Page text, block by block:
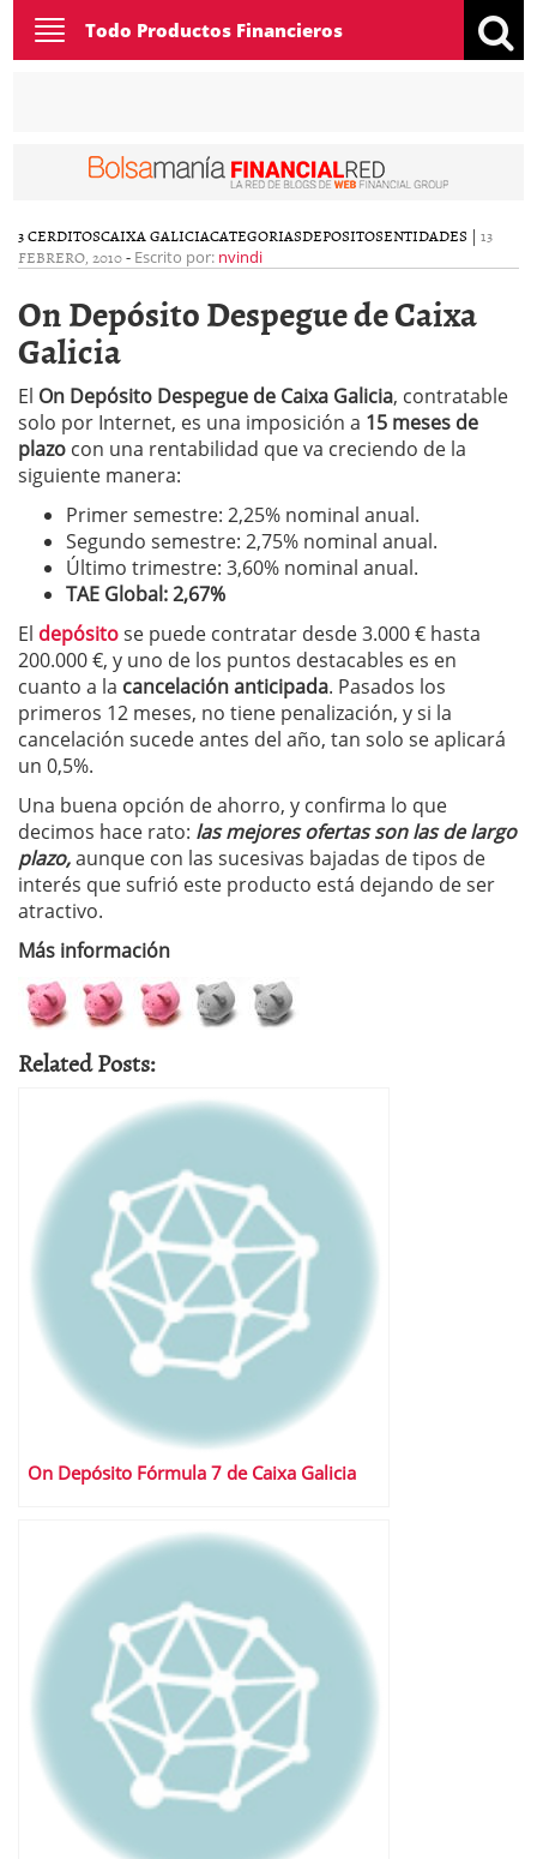
Toggle
navigation
Todo Productos Financieros
3 CERDITOSCAIXA GALICIACATEGORIASDEPOSITOSENTIDADES | 13
FEBRERO, 2010- Escrito por: nvindi
On Depósito Despegue de Caixa
Galicia
El On Depósito Despegue de Caixa Galicia, contratable
solo por Internet, es una imposición a 15 meses de
plazo con una rentabilidad que va creciendo de la
siguiente manera:
Primer semestre: 2,25% nominal anual.
Segundo semestre: 2,75% nominal anual.
Último trimestre: 3,60% nominal anual.
TAE Global: 2,67%
El depósitose puede contratar desde 3.000 € hasta
200.000 €, y uno de los puntos destacables es en
cuanto a la cancelación anticipada. Pasados los
primeros 12 meses, no tiene penalización, y si la
cancelación sucede antes del año, tan solo se aplicará
un 0,5%.
Una buena opción de ahorro, y confirma lo que
decimos hace rato: las mejores ofertas son las de largo
plazo,aunque con las sucesivas bajadas de tipos de
interés que sufrió este producto está dejando de ser
atractivo.
Más información
Related Posts:
On Depósito Fórmula 7 de Caixa Galicia